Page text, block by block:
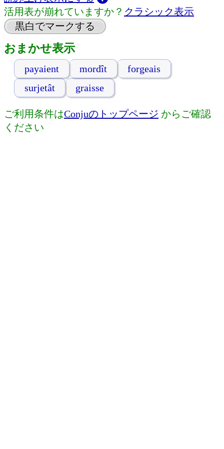
活用表が崩れていますか？ クラシック表示
黒白でマークする
おまかせ表示
payaient mordît
forgeais
surjetât
graisse
ご利用条件はConjuのトップページ からご確認
ください